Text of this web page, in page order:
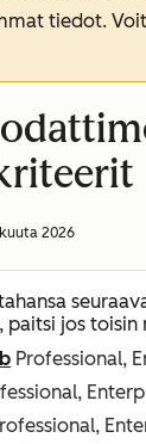
tiedot.
2026
paitsi jos toisin
Professional,